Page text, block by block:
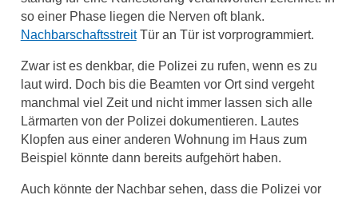
so einer Phase liegen die Nerven oft blank.
NachbarschaftsstreitTür an Tür ist vorprogrammiert.
Zwar ist es denkbar, die Polizei zu rufen, wenn es zu
laut wird. Doch bis die Beamten vor Ort sind vergeht
manchmal viel Zeit und nicht immer lassen sich alle
Lärmarten von der Polizei dokumentieren. Lautes
Klopfen aus einer anderen Wohnung im Haus zum
Beispiel könnte dann bereits aufgehört haben.
Auch könnte der Nachbar sehen, dass die Polizei vor